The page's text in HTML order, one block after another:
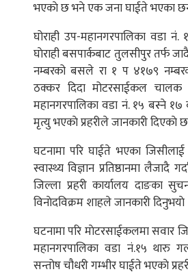
भएकाे छ भने एक जना घाईते भएका
घोराही उप-महानगरपालिका वडा
घाेराही बसपार्कबाट तुलसीपुर तर्फ
नम्बरको बसले रा १ प ४१७९
ठक्कर दिदा मोटरसाईकल चालक
महानगरपालिका वडा नं. १५ बस्ने १७
मृत्यु भएकाे प्रहरीले जानकारी दिएकाे
घटनामा परि घाईते भएका जिसीलाई
स्वास्थ्य विज्ञान प्रतिष्ठानमा लैजादै
जिल्ला प्रहरी कार्यालय दाङका
विनाेदविक्रम शाहले जानकारी दिनुभयाे
घटनामा परि माेटरसाईकलमा सवार
महानगरपालिका वडा नं.१५ थारु
सन्तोष चौधरी गम्भीर घाईते भएकाे